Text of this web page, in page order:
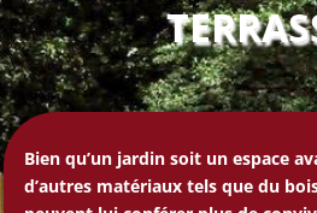
Bien qu’un jardin soit un espace
d’autres matériaux tels que du